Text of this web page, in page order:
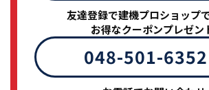
友達登録で建機プロショップ
お得なクーポンプレゼン
048-501-6352